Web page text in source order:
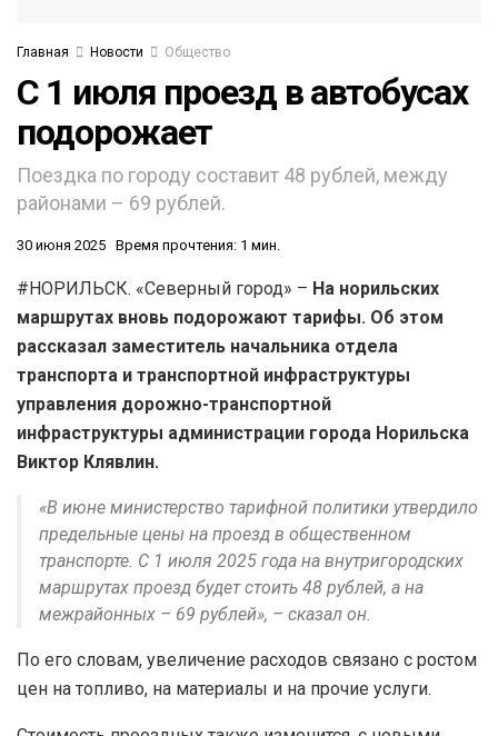
Главная Новости Общество
С 1 июля проезд в автобусах
подорожает
Поездка по городу составит 48 рублей, между
районами – 69 рублей.
30 июня 2025 Время прочтения: 1 мин.
#НОРИЛЬСК. «Северный город» – На норильских
маршрутах вновь подорожают тарифы. Об этом
рассказал заместитель начальника отдела
транспорта и транспортной инфраструктуры
управления дорожно-транспортной
инфраструктуры администрации города Норильска
Виктор Клявлин.
«В июне министерство тарифной политики утвердило
предельные цены на проезд в общественном
транспорте. С 1 июля 2025 года на внутригородских
маршрутах проезд будет стоить 48 рублей, а на
межрайонных – 69 рублей», – сказал он.
По его словам, увеличение расходов связано с ростом
цен на топливо, на материалы и на прочие услуги.